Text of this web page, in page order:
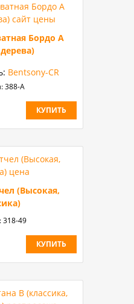
Бордо А
Bentsony-CR
388-А
КУПИТЬ
(Высокая,
318-49
КУПИТЬ